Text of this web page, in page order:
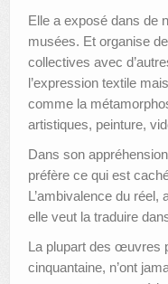
Elle a exposé dans de
musées. Et organise
collectives avec
l’expression textile
comme la
artistiques, peinture,
Dans son
préfère ce qui est
L’ambivalence du
elle veut la traduire
La plupart des œuvres
cinquantaine, n’ont